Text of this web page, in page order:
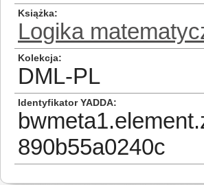
Książka
Logika
Kolekcja
DML-PL
Identyfikator YADDA
890b55a0240c